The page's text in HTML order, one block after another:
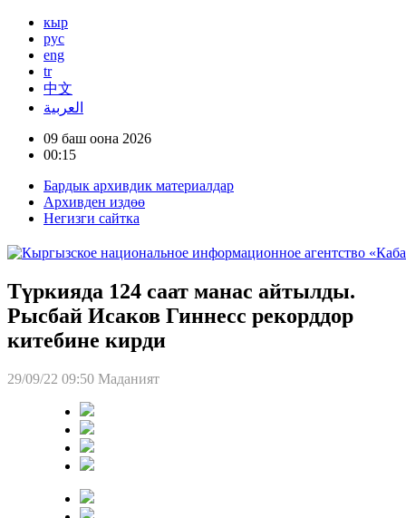
кыр
рус
eng
tr
中文
العربية
09 баш оона 2026
00:15
Бардык архивдик материалдар
Архивден издөө
Негизги сайтка
Түркияда 124 саат манас айтылды.
Рысбай Исаков Гиннесс рекорддор
китебине кирди
29/09/22 09:50 Маданият